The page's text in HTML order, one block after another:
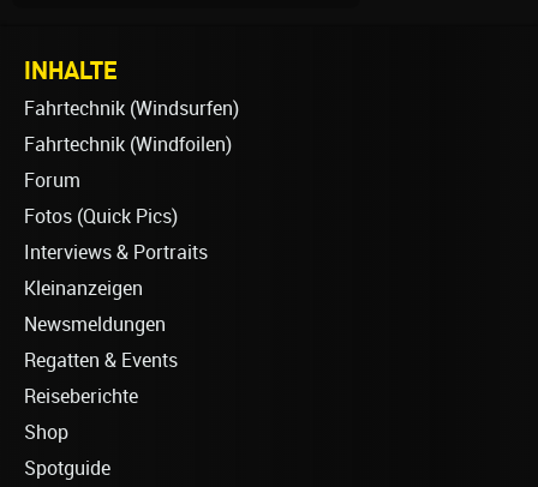
INHALTE
Fahrtechnik (Windsurfen)
Fahrtechnik (Windfoilen)
Forum
Fotos (Quick Pics)
Interviews & Portraits
Kleinanzeigen
Newsmeldungen
Regatten & Events
Reiseberichte
Shop
Spotguide